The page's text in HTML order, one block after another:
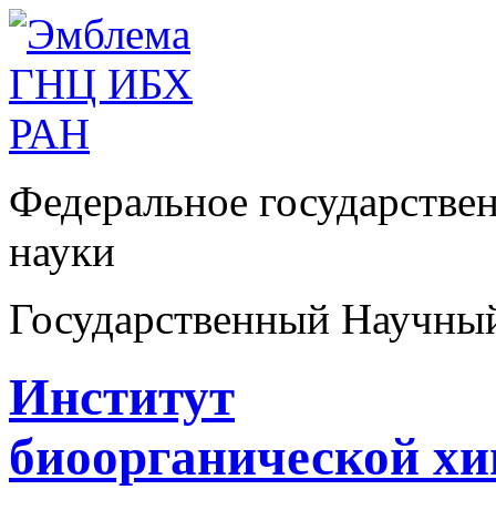
Федеральное
науки
Государственный
Институт
биоорганической